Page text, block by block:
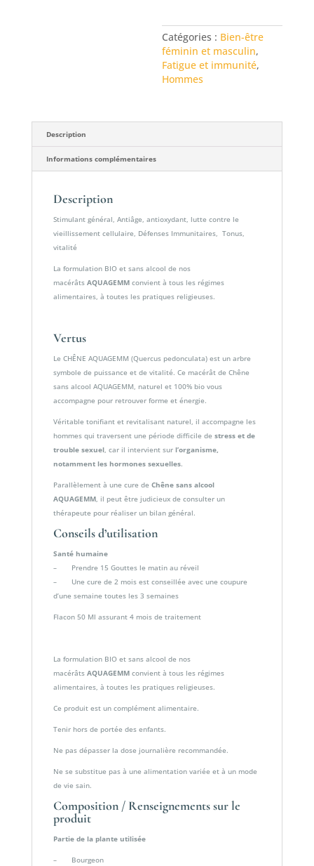
AQUAGEMM
Catégories : Bien-être
féminin et masculin,
Fatigue et immunité,
Hommes
Description
Informations complémentaires
Description
Stimulant général, Antiâge, antioxydant, lutte contre le
vieillissement cellulaire, Défenses Immunitaires, Tonus,
vitalité
La formulation BIO et sans alcool de nos
macérâts AQUAGEMMconvient à tous les régimes
alimentaires, à toutes les pratiques religieuses.
Vertus
Le CHÊNE AQUAGEMM (Quercus pedonculata) est un arbre
symbole de puissance et de vitalité. Ce macérât de Chêne
sans alcool AQUAGEMM, naturel et 100% bio vous
accompagne pour retrouver forme et énergie.
Véritable tonifiant et revitalisant naturel, il accompagne les
hommes qui traversent une période difficile de stress et de
trouble sexuel, car il intervient sur l’organisme,
notamment les hormones sexuelles.
Parallèlement à une cure de Chêne sans alcool
AQUAGEMM, il peut être judicieux de consulter un
thérapeute pour réaliser un bilan général.
Conseils d’utilisation
Santé humaine
– Prendre 15 Gouttes le matin au réveil
– Une cure de 2 mois est conseillée avec une coupure
d’une semaine toutes les 3 semaines
Flacon 50 Ml assurant 4 mois de traitement
La formulation BIO et sans alcool de nos
macérâts AQUAGEMMconvient à tous les régimes
alimentaires, à toutes les pratiques religieuses.
Ce produit est un complément alimentaire.
Tenir hors de portée des enfants.
Ne pas dépasser la dose journalière recommandée.
Ne se substitue pas à une alimentation variée et à un mode
de vie sain.
Composition / Renseignements sur le
produit
Partie de la plante utilisée
– Bourgeon